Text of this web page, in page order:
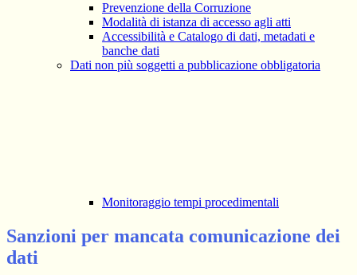
Prevenzione della Corruzione
Modalità di istanza di accesso agli atti
Accessibilità e Catalogo di dati, metadati e
banche dati
Dati non più soggetti a pubblicazione obbligatoria
Monitoraggio tempi procedimentali
Sanzioni per mancata comunicazione dei
dati